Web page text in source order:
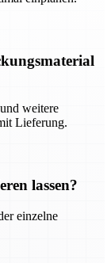
weitere
Lieferung.
lassen?
einzelne